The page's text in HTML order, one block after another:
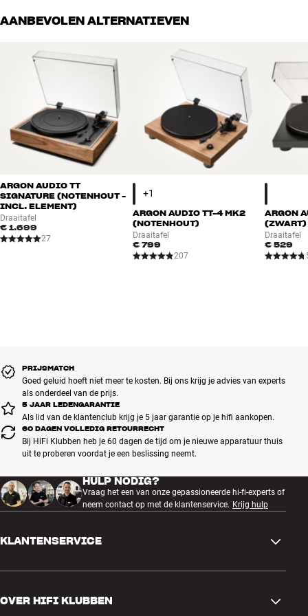
AANBEVOLEN ALTERNATIEVEN
ARGON AUDIO TT
SIGNATURE (NOTENHOUT -
INCL. ELEMENT)
Draaitafel
€ 1.699
27
ARGON AUDIO TT-4 MK2
(NOTENHOUT)
Draaitafel
€ 799
207
ARGON
(ZWART)
Draaitafel
€ 529
PRIJSMATCH
Goed geluid hoeft niet meer te kosten. Bij ons krijg je advies van experts
als onderdeel van de prijs.
5 JAAR LEDENGARANTIE
Als lid van de klantenclub krijg je 5 jaar garantie op je hifi aankopen.
60 DAGEN VOLLEDIG RETOURRECHT
Bij HiFi Klubben heb je 60 dagen de tijd om je nieuwe apparatuur thuis
uit te proberen voordat je een beslissing neemt.
HULP NODIG?
Vraag het een van onze gepassioneerde hi-fi-experts of
neem contact op met de klantenservice. Krijg hulp
KLANTENSERVICE
OVER HIFI KLUBBEN